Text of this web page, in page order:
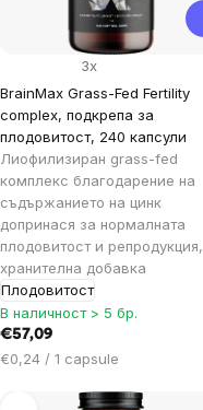
BrainMax Grass-Fed Fertility
complex, подкрепа за
плодовитост, 240 капсули
Лиофилизиран grass-fed
комплекс благодарение на
съдържанието на цинк
допринася за нормалната
плодовитост и репродукция,
хранителна добавка
Плодовитост
3x
В наличност > 5 бр.
€57,09
Цена
€0,24 / 1 capsule